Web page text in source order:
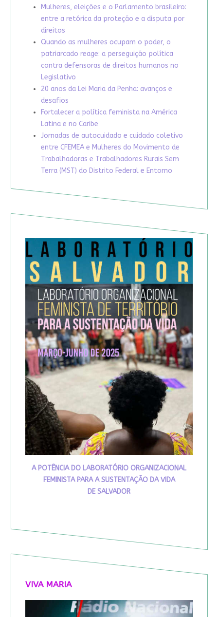
Mulheres, eleições e o Parlamento brasileiro:
entre a retórica da proteção e a disputa por
direitos
Quando as mulheres ocupam o poder, o
patriarcado reage: a perseguição política
contra defensoras de direitos humanos no
Legislativo
20 anos da Lei Maria da Penha: avanços e
desafios
Fortalecer a política feminista na América
Latina e no Caribe
Jornadas de autocuidado e cuidado coletivo
entre CFEMEA e Mulheres do Movimento de
Trabalhadoras e Trabalhadores Rurais Sem
Terra (MST) do Distrito Federal e Entorno
A POTÊNCIA DO LABORATÓRIO ORGANIZACIONAL
FEMINISTA PARA A SUSTENTAÇÃO DA VIDA
DE SALVADOR
VIVA MARIA